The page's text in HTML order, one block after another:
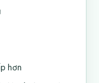
hơn